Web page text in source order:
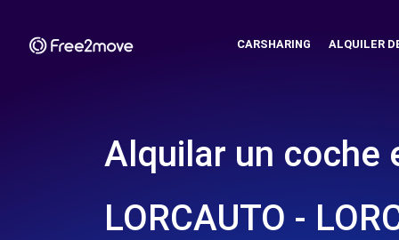
CARSHARING ALQUILER
Alquilar un coche
LORCAUTO -